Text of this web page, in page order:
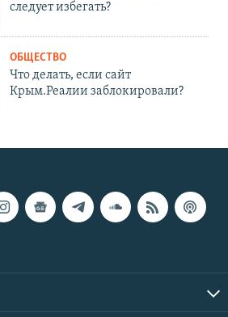
следует избегать?
ОБЩЕСТВО
Что делать, если сайт
Крым.Реалии заблокировали?